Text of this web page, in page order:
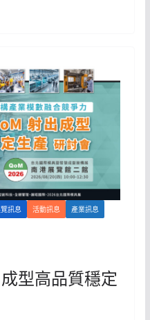
訊息 活動訊息
產業訊息
型高品質穩定